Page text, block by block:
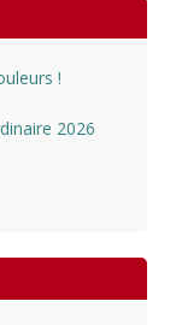
!
2026